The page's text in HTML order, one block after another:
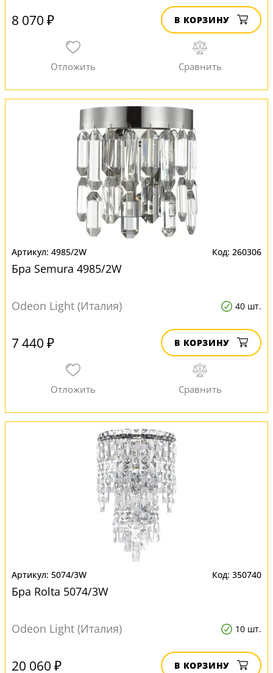
8 070 ₽ В КОРЗИНУ
4985/2W 260306
Бра Semura 4985/2W
Odeon Light (Италия) 40 шт.
7 440 ₽ В КОРЗИНУ
5074/3W 350740
Бра Rolta 5074/3W
Odeon Light (Италия) 10 шт.
20 060 ₽ В КОРЗИНУ